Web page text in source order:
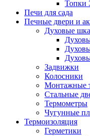
Топки
Печи для сада
Печные двери и
Духовые
Задвижки
Колосники
Монтажные
Стальные
Термометры
Чугунные
Термоизоляция
Герметики